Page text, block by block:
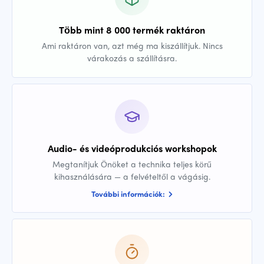
Több mint 8 000 termék raktáron
Ami raktáron van, azt még ma kiszállítjuk. Nincs
várakozás a szállításra.
Audio- és videóprodukciós workshopok
Megtanítjuk Önöket a technika teljes körű
kihasználására — a felvételtől a vágásig.
További információk: